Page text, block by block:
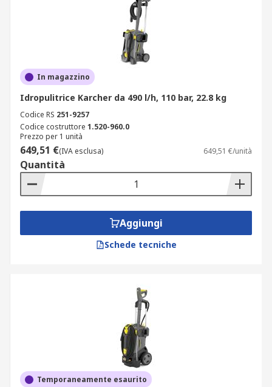
In magazzino
Idropulitrice Karcher da 490 l/h, 110 bar, 22.8 kg
Codice RS 251-9257
Codice costruttore 1.520-960.0
Prezzo per 1 unità
649,51 €(IVA esclusa) 649,51 €/unità
Quantità
Aggiungi
Schede tecniche
Temporaneamente esaurito